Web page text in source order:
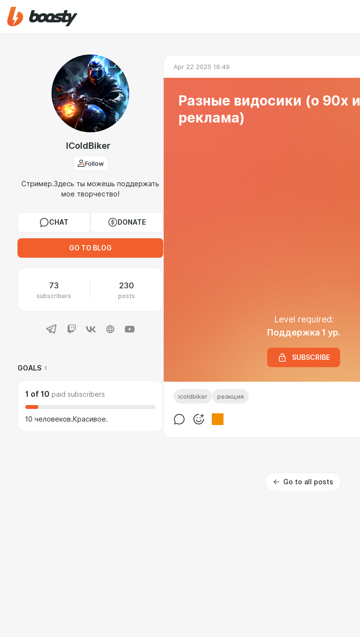
IColdBiker
Follow
Стример.Здесь ты можешь поддержать
мое творчество!
CHAT DONATE
GO TO BLOG
73
subscribers
230
posts
GOALS 1
1 of 10 paid subscribers
10 человеков.Красивое.
Apr 22 2025 16:49
Разные видосики (о 90х и
реклама)
Level required:
Поддержка 1 ур.
SUBSCRIBE
icoldbiker реакция
Go to all posts